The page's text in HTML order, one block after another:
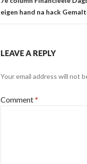
eigen hand na hack
LEAVE A REPLY
Your email address will not
Comment*